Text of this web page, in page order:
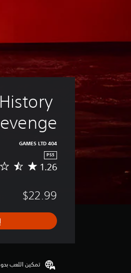
404 GAMES LTD
PS5
م
س
ا
ل
ق
1.26
$22.99
تمكين اللعب